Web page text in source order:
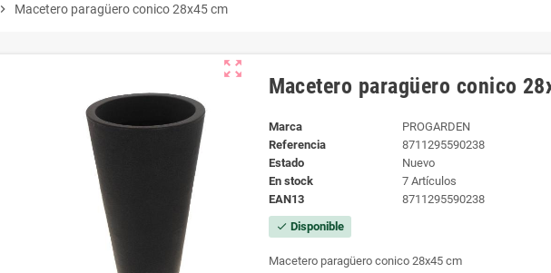
chevron_right Macetero paragüero conico 28x45 cm
zoom_out_map
Macetero paragüero conico
Marca
PROGARDEN
Referencia
8711295590238
Estado
Nuevo
En stock
7 Artículos
EAN13
8711295590238
check Disponible
Macetero paragüero conico 28x45 cm